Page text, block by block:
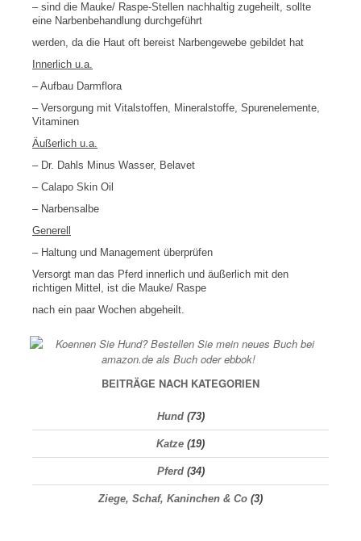
– sind die Mauke/ Raspe-Stellen nachhaltig zugeheilt, sollte
eine Narbenbehandlung durchgeführt
werden, da die Haut oft bereist Narbengewebe gebildet hat
Innerlich u.a.
– Aufbau Darmflora
– Versorgung mit Vitalstoffen, Mineralstoffe, Spurenelemente,
Vitaminen
Äußerlich u.a.
– Dr. Dahls Minus Wasser, Belavet
– Calapo Skin Oil
– Narbensalbe
Generell
– Haltung und Management überprüfen
Versorgt man das Pferd innerlich und äußerlich mit den
richtigen Mittel, ist die Mauke/ Raspe
nach ein paar Wochen abgeheilt.
BEITRÄGE NACH KATEGORIEN
Hund(73)
Katze (19)
Pferd(34)
Ziege, Schaf, Kaninchen & Co (3)